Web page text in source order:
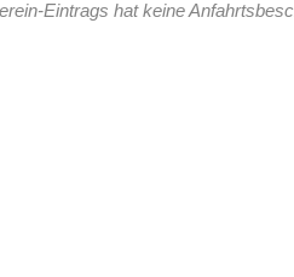
Eintrags hat keine